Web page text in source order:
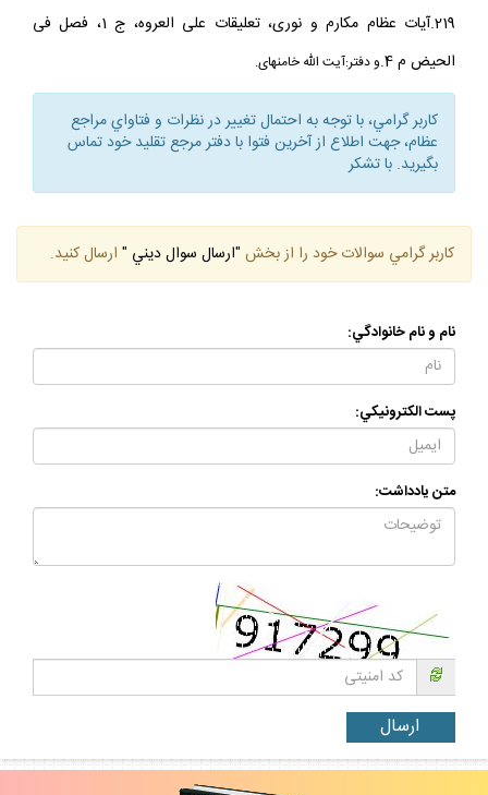
219.آيات عظام مكارم و نورى، تعليقات على العروه، ج 1، فصل فى
الحيض م 4.
و دفتر:آيت الله خامنه‏اى.
كاربر گرامي، با توجه به احتمال تغيير در نظرات و فتاواي مراجع
عظام، جهت اطلاع از آخرين فتوا با دفتر مرجع تقليد خود تماس
بگيريد. با تشكر
كاربر گرامي سوالات خود را از بخش "ارسال سوال ديني " ارسال كنيد.
نام و نام خانوادگي:
پست الكترونيكي:
متن يادداشت: